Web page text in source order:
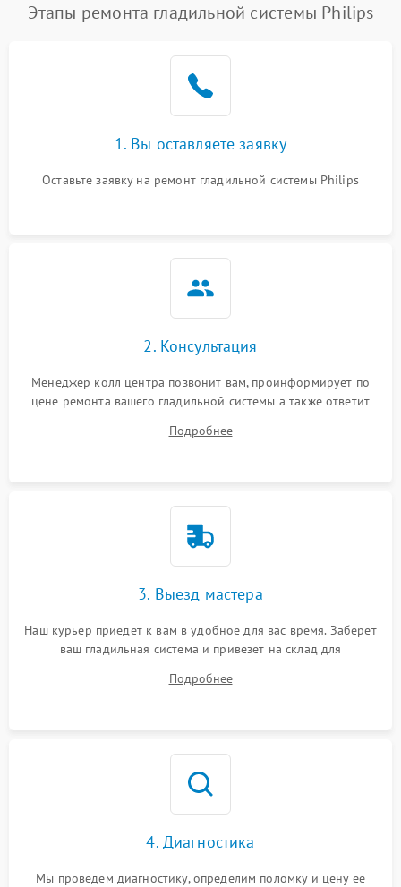
Этапы ремонта гладильной системы Philips
1. Вы оставляете заявку
Оставьте заявку на ремонт гладильной системы Philips
2. Консультация
Менеджер колл центра позвонит вам, проинформирует по
цене ремонта вашего гладильной системы а также ответит
Подробнее
3. Выезд мастера
Наш курьер приедет к вам в удобное для вас время. Заберет
ваш гладильная система и привезет на склад для
Подробнее
4. Диагностика
Мы проведем диагностику, определим поломку и цену ее